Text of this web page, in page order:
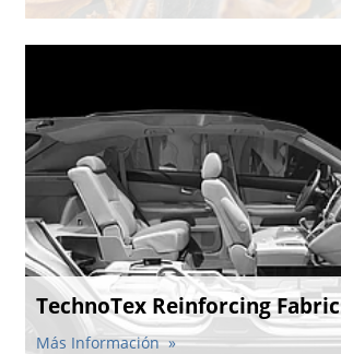
TechnoTex Reinforcing Fabric
Más Información